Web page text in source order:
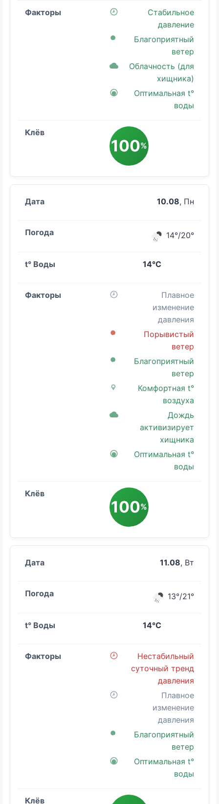
Стабильное
давление
Благоприятный
ветер
Облачность (для
хищника)
Оптимальная t°
воды
100%
10.08, Пн
14°/20°
14°C
Плавное
изменение
давления
Порывистый
ветер
Благоприятный
ветер
Комфортная t°
воздуха
Дождь
активизирует
хищника
Оптимальная t°
воды
100%
11.08, Вт
13°/21°
14°C
Нестабильный
суточный тренд
давления
Плавное
изменение
давления
Благоприятный
ветер
Оптимальная t°
воды